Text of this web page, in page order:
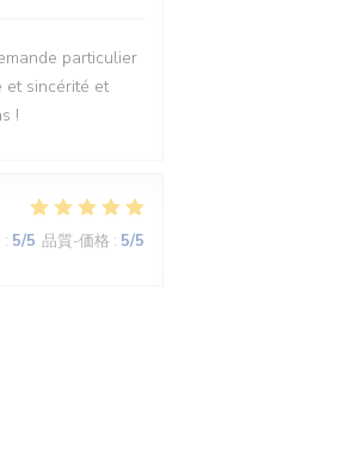
particulier
et sincérité et
!
: 5/5 品質-価格 : 5/5